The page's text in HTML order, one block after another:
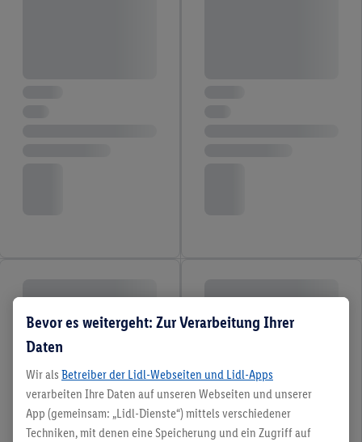
Bevor es weitergeht: Zur Verarbeitung Ihrer
Daten
Wir als Betreiber der Lidl-Webseiten und Lidl-Apps
verarbeiten Ihre Daten auf unseren Webseiten und unserer
App (gemeinsam: „Lidl-Dienste“) mittels verschiedener
Techniken, mit denen eine Speicherung und ein Zugriff auf